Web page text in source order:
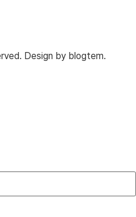
Design by blogtem.